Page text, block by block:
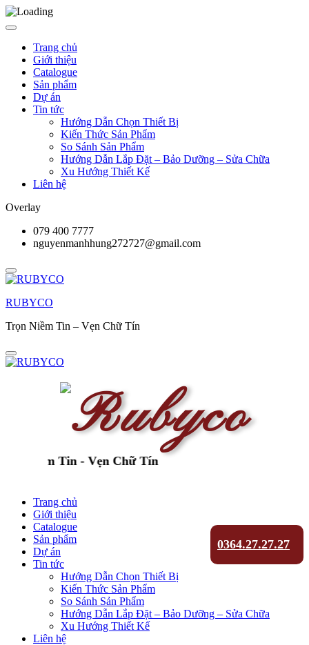
Trang chủ
Giới thiệu
Catalogue
Sản phẩm
Dự án
Tin tức
Hướng Dẫn Chọn Thiết Bị
Kiến Thức Sản Phẩm
So Sánh Sản Phẩm
Hướng Dẫn Lắp Đặt – Bảo Dưỡng – Sửa Chữa
Xu Hướng Thiết Kế
Liên hệ
Overlay
079 400 7777
nguyenmanhhung272727@gmail.com
RUBYCO
Trọn Niềm Tin – Vẹn Chữ Tín
Niềm Tin - Vẹn Chữ Tín
0364.27.27.27
Trang chủ
Giới thiệu
Catalogue
Sản phẩm
Dự án
Tin tức
Hướng Dẫn Chọn Thiết Bị
Kiến Thức Sản Phẩm
So Sánh Sản Phẩm
Hướng Dẫn Lắp Đặt – Bảo Dưỡng – Sửa Chữa
Xu Hướng Thiết Kế
Liên hệ